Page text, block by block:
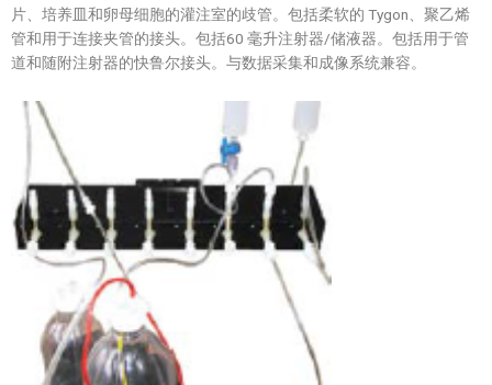
片、培养皿和卵母细胞的灌注室的歧管。包括柔软的 Tygon、聚乙烯
管和用于连接夹管的接头。包括60 毫升注射器/储液器。包括用于管
道和随附注射器的快鲁尔接头。与数据采集和成像系统兼容。